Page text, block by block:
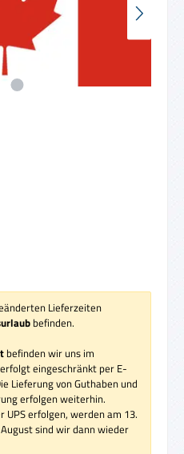
Lieferzeiten
befinden.
befinden wir uns im
eingeschränkt per E-
Lieferung von Guthaben und
erfolgen weiterhin.
UPS erfolgen, werden am 13.
sind wir dann wieder